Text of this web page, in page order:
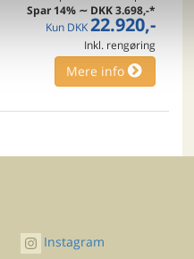
Spar 14% ∼ DKK 3.698,-*
Kun DKK 22.920,-
Inkl. rengøring
Mere info
Instagram